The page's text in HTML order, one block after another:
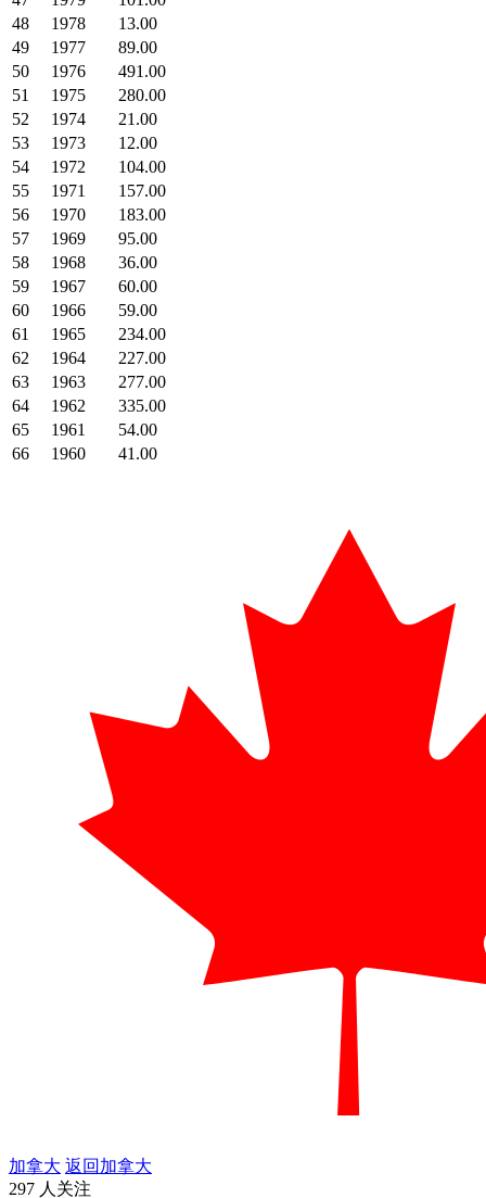
48
1978
13.00
49
1977
89.00
50
1976
491.00
51
1975
280.00
52
1974
21.00
53
1973
12.00
54
1972
104.00
55
1971
157.00
56
1970
183.00
57
1969
95.00
58
1968
36.00
59
1967
60.00
60
1966
59.00
61
1965
234.00
62
1964
227.00
63
1963
277.00
64
1962
335.00
65
1961
54.00
66
1960 41.00
加拿大 返回加拿大
297 人关注